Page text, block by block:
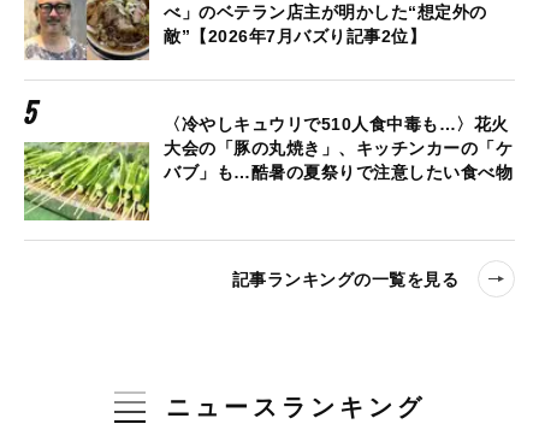
べ」のベテラン店主が明かした“想定外の
敵”【2026年7月バズり記事2位】
〈冷やしキュウリで510人食中毒も…〉花火
大会の「豚の丸焼き」、キッチンカーの「ケ
バブ」も…酷暑の夏祭りで注意したい食べ物
記事ランキングの一覧を見る
ニュースランキング